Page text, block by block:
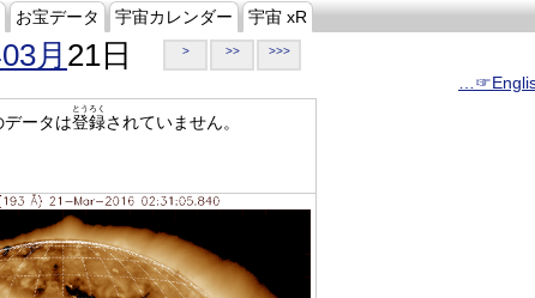
お宝データ 宇宙カレンダー 宇宙 xR
月 21日 > >> >>>
データは登録
とうろく
されていません。